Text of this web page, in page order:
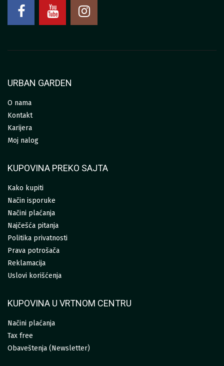
URBAN GARDEN
O nama
Kontakt
Karijera
Moj nalog
KUPOVINA PREKO SAJTA
Kako kupiti
Način isporuke
Načini plaćanja
Najčešća pitanja
Politika privatnosti
Prava potrošača
Reklamacija
Uslovi korišćenja
KUPOVINA U VRTNOM CENTRU
Načini plaćanja
Tax free
Obaveštenja (Newsletter)